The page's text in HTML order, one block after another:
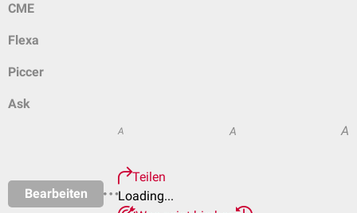
CME
Flexa
Piccer
Ask
Bearbeiten
A A A
Teilen
Loading...